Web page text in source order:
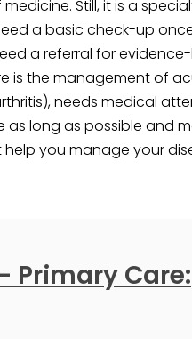
Still, it is a
a basic check-up
a referral for
is the management of
needs medical
long as possible and
you manage your
Primary Care: